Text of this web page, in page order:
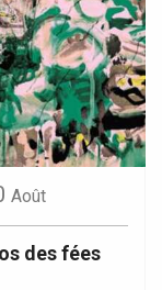
Août
des fées